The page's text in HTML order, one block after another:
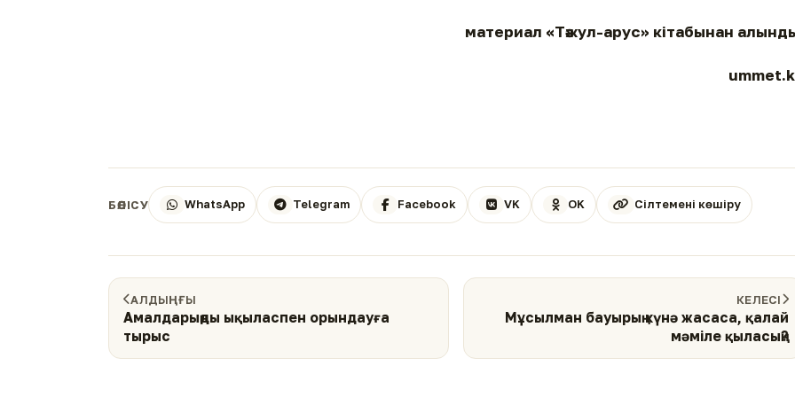
материал «Тәжул-арус» кітабынан
БӨЛІСУ WhatsApp Telegram Facebook VK OK Сілтемені көшіру
АЛДЫҢҒЫ
Амалдарыңды ықыласпен орындауға
тырыс
КЕЛЕСІ
Мұсылман бауырың күнә жасаса, қалай
мәміле қыласың?